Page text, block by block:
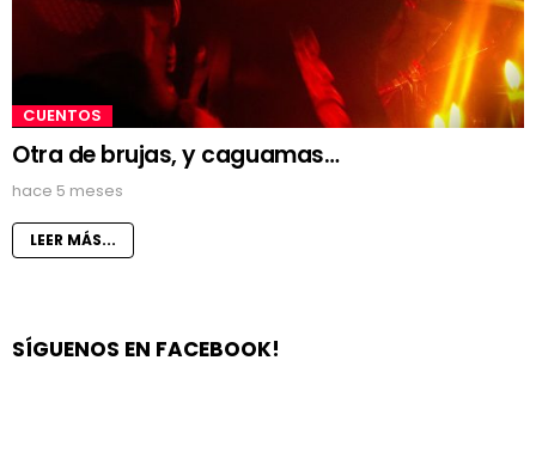
CUENTOS
Otra de brujas, y caguamas…
hace 5 meses
LEER MÁS...
SÍGUENOS EN FACEBOOK!